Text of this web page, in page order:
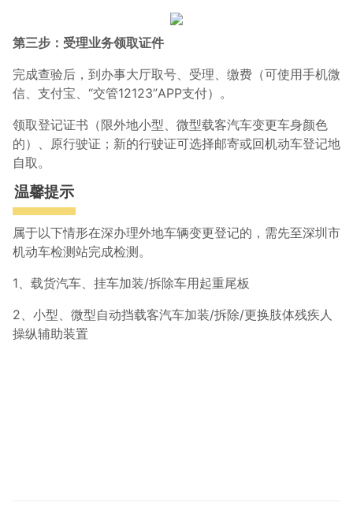
第三步：受理业务领取证件
完成查验后，到办事大厅取号、受理、缴费（可使用手机微
信、支付宝、“交管12123”APP支付）。
领取登记证书（限外地小型、微型载客汽车变更车身颜色
的）、原行驶证；新的行驶证可选择邮寄或回机动车登记地
自取。
温馨提示
属于以下情形在深办理外地车辆变更登记的，需先至深圳市
机动车检测站完成检测。
1、载货汽车、挂车加装/拆除车用起重尾板
2、小型、微型自动挡载客汽车加装/拆除/更换肢体残疾人
操纵辅助装置